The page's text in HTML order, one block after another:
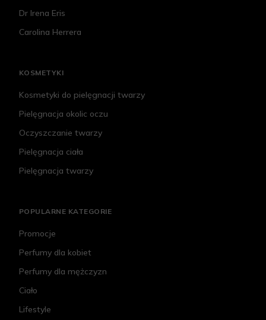
Dr Irena Eris
Carolina Herrera
KOSMETYKI
Kosmetyki do pielęgnacji twarzy
Pielęgnacja okolic oczu
Oczyszczanie twarzy
Pielęgnacja ciała
Pielęgnacja twarzy
POPULARNE KATEGORIE
Promocje
Perfumy dla kobiet
Perfumy dla mężczyzn
Ciało
Lifestyle